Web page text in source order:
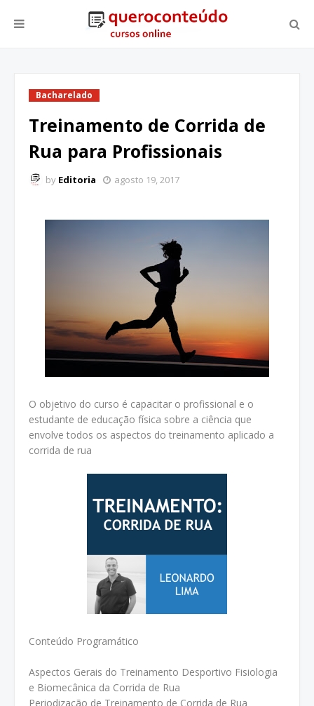
Bacharelado
Treinamento de Corrida de
Rua para Profissionais
by Editoria agosto 19, 2017
O objetivo do curso é capacitar o profissional e o
estudante de educação física sobre a ciência que
envolve todos os aspectos do treinamento aplicado a
corrida de rua
Conteúdo Programático
Aspectos Gerais do Treinamento Desportivo Fisiologia
e Biomecânica da Corrida de Rua
Periodização de Treinamento de Corrida de Rua